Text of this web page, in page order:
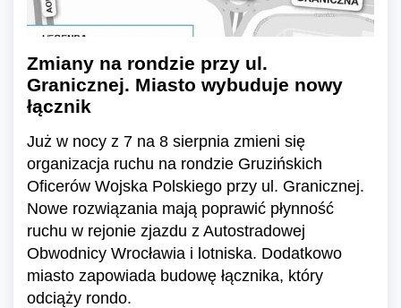
Zmiany na rondzie przy ul.
Granicznej. Miasto wybuduje nowy
łącznik
Już w nocy z 7 na 8 sierpnia zmieni się
organizacja ruchu na rondzie Gruzińskich
Oficerów Wojska Polskiego przy ul. Granicznej.
Nowe rozwiązania mają poprawić płynność
ruchu w rejonie zjazdu z Autostradowej
Obwodnicy Wrocławia i lotniska. Dodatkowo
miasto zapowiada budowę łącznika, który
odciąży rondo.